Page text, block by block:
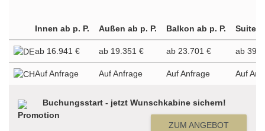
Innen ab p. P. Außen ab p. P. Balkon ab p. P. Suite
ab 16.941 € ab 19.351 € ab 23.701 € ab
Auf Anfrage Auf Anfrage Auf Anfrage Auf
Buchungsstart - jetzt Wunschkabine sichern!
ZUM ANGEBOT